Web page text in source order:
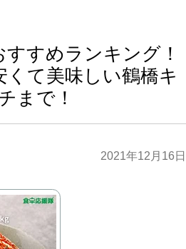
すめランキング！
くて美味しい鶴橋キ
まで！
2021年12月16日